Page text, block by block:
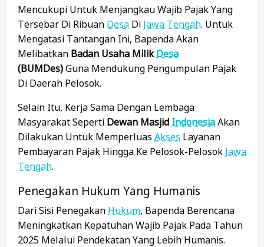
Mencukupi Untuk Menjangkau Wajib Pajak Yang
Tersebar Di Ribuan Desa Di Jawa Tengah. Untuk
Mengatasi Tantangan Ini, Bapenda Akan
Melibatkan Badan Usaha MilikDesa
(BUMDes)Guna Mendukung Pengumpulan Pajak
Di Daerah Pelosok.
Selain Itu, Kerja Sama Dengan Lembaga
Masyarakat Seperti Dewan Masjid IndonesiaAkan
Dilakukan Untuk Memperluas Akses Layanan
Pembayaran Pajak Hingga Ke Pelosok-Pelosok Jawa
Tengah.
Penegakan Hukum Yang Humanis
Dari Sisi Penegakan Hukum, Bapenda Berencana
Meningkatkan Kepatuhan Wajib Pajak Pada Tahun
2025 Melalui Pendekatan Yang Lebih Humanis.